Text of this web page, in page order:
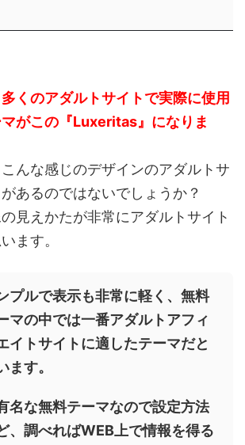
くのアダルトサイトで実際に使用
がこの『Luxeritas』になりま
んな感じのデザインのアダルトサ
あるのではないでしょうか？
見えかたが非常にアダルトサイト
ます。
プルで表示も非常に軽く、無料
マの中では一番アダルトアフィ
イトサイトに適したテーマだと
ます。
名な無料テーマなので設定方法
、調べればWEB上で情報を得る